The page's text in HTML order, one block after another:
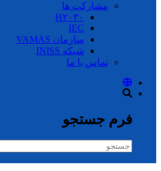
مشارکت ها
H۲۰۳۰
IEC
سازمان VAMAS
شبکه INISS
تماس با ما
فرم جستجو